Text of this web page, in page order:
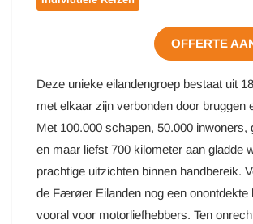
OFFERTE
Deze unieke eilandengroep bestaat uit
met elkaar zijn verbonden door bruggen
Met 100.000 schapen, 50.000 inwoners,
en maar liefst 700 kilometer aan gladde
prachtige uitzichten binnen handbereik.
de Færøer Eilanden nog een onontdekte
vooral voor motorliefhebbers. Ten